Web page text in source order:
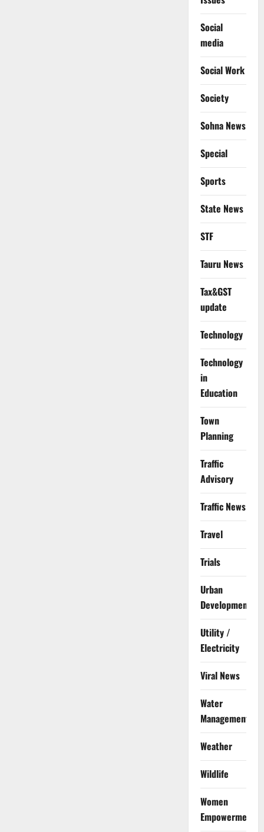
Social
media
Social Work
Society
Sohna News
Special
Sports
State News
STF
Tauru News
Tax&GST
update
Technology
Technology
in
Education
Town
Planning
Traffic
Advisory
Traffic News
Travel
Trials
Urban
Development
Utility /
Electricity
Viral News
Water
Management
Weather
Wildlife
Women
Empowerment